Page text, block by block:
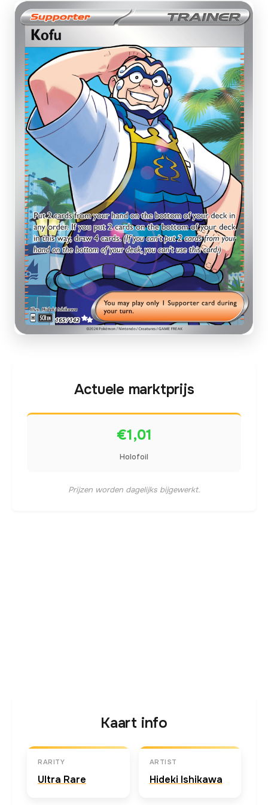
Actuele marktprijs
€1,01
Holofoil
Prijzen worden dagelijks bijgewerkt.
Kaart info
RARITY
Ultra Rare
ARTIST
Hideki Ishikawa